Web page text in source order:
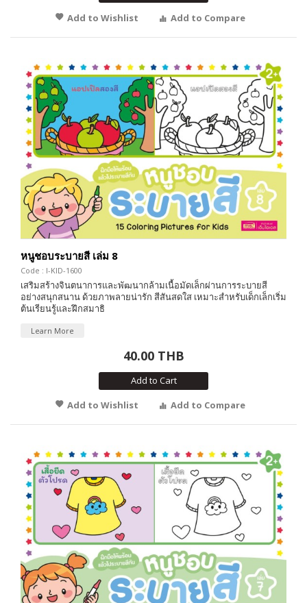
Add to Wishlist
Add to Compare
หนูชอบระบายสี เล่ม 8
Code : I-KID-1600
เสริมสร้างจินตนาการและพัฒนากล้ามเนื้อมัดเล็กผ่านการระบายสี
อย่างสนุกสนาน ด้วยภาพลายน่ารัก สีสันสดใส เหมาะสำหรับเด็กเล็กเริ่ม
ต้นเรียนรู้และฝึกสมาธิ
Learn More
40.00 THB
Add to Cart
Add to Wishlist
Add to Compare